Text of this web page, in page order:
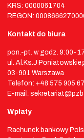
KRS: 0000061704
REGON:
Kontakt do biura
pon.-pt. w godz. 9:00-
ul. Al.Ks.J
03-901 Warszawa
Telefon: +48 575 905
E-mail:
Wpłaty
Rachunek bankowy